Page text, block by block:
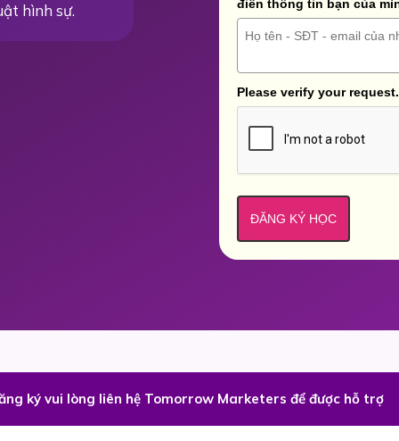
điền thông tin bạn của
Please verify your request.
ĐĂNG KÝ HỌC
hình sự.
ký vui lòng liên hệ Tomorrow Marketers để được hỗ trợ